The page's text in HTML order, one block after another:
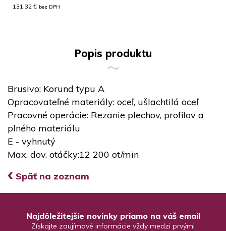
131,32 € bez DPH
Popis produktu
Brusivo: Korund typu A
Opracovateľné materiály: oceľ, ušlachtilá oceľ
Pracovné operácie: Rezanie plechov, profilov a
plného materiálu
E - vyhnutý
Max. dov. otáčky:12 200 ot/min
‹ Späť na zoznam
Najdôležitejšie novinky priamo na váš email
Získajte zaujímavé informácie vždy medzi prvými